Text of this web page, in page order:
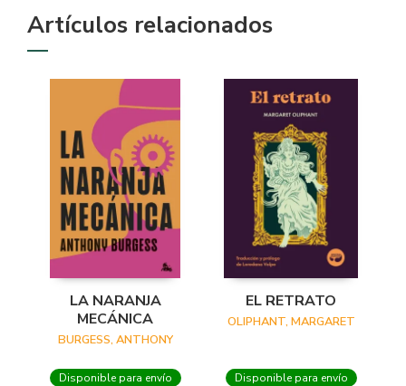
Artículos relacionados
LA NARANJA
MECÁNICA
BURGESS, ANTHONY
Disponible para envío
EL RETRATO
OLIPHANT, MARGARET
Disponible para envío